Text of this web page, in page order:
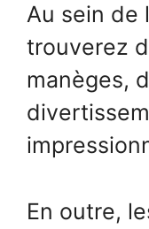
Au sein de
trouverez
manèges,
En outre,